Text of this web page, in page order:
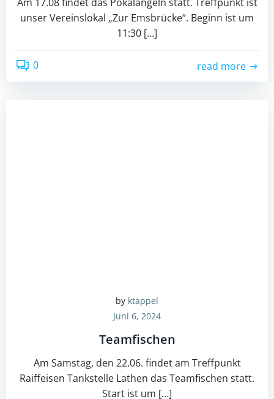
unser Vereinslokal „Zur Emsbrücke“. Beginn ist um
11:30 […]
0 read more
by ktappel
Juni 6, 2024
Teamfischen
Am Samstag, den 22.06. findet am Treffpunkt
Raiffeisen Tankstelle Lathen das Teamfischen statt.
Start ist um […]